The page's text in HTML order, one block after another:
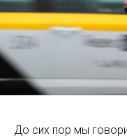
До сих пор мы